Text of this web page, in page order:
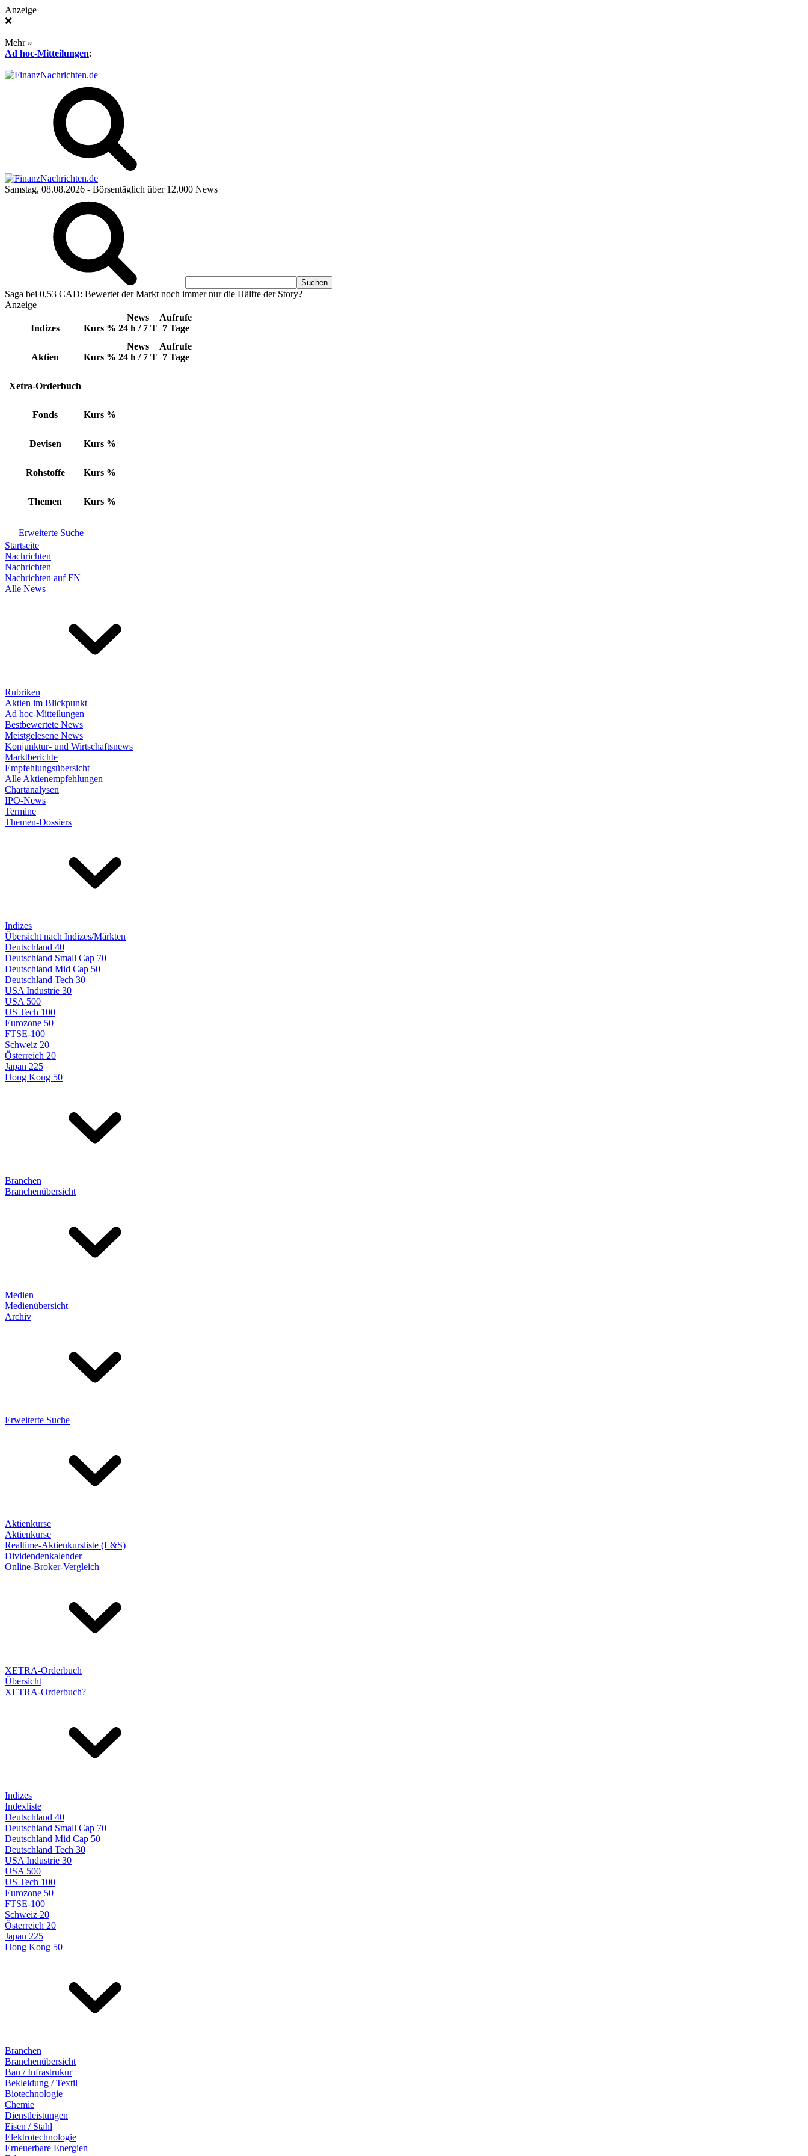
Anzeige
❌
Mehr »
Ad hoc-Mitteilungen:
Samstag, 08.08.2026 - Börsentäglich über 12.000 News
Saga bei 0,53 CAD: Bewertet der Markt noch immer nur die Hälfte der Story?
Anzeige
Indizes Kurs %
News
24 h / 7 T
Aufrufe
7 Tage
Aktien Kurs %
News
24 h / 7 T
Aufrufe
7 Tage
Xetra-Orderbuch
Fonds Kurs %
Devisen Kurs %
Rohstoffe Kurs %
Themen Kurs %
Erweiterte Suche
Startseite
Nachrichten
Nachrichten
Nachrichten auf FN
Alle News
Rubriken
Aktien im Blickpunkt
Ad hoc-Mitteilungen
Bestbewertete News
Meistgelesene News
Konjunktur- und Wirtschaftsnews
Marktberichte
Empfehlungsübersicht
Alle Aktienempfehlungen
Chartanalysen
IPO-News
Termine
Themen-Dossiers
Indizes
Übersicht nach Indizes/Märkten
Deutschland 40
Deutschland Small Cap 70
Deutschland Mid Cap 50
Deutschland Tech 30
USA Industrie 30
USA 500
US Tech 100
Eurozone 50
FTSE-100
Schweiz 20
Österreich 20
Japan 225
Hong Kong 50
Branchen
Branchenübersicht
Medien
Medienübersicht
Archiv
Erweiterte Suche
Aktienkurse
Aktienkurse
Realtime-Aktienkursliste (L&S)
Dividendenkalender
Online-Broker-Vergleich
XETRA-Orderbuch
Übersicht
XETRA-Orderbuch?
Indizes
Indexliste
Deutschland 40
Deutschland Small Cap 70
Deutschland Mid Cap 50
Deutschland Tech 30
USA Industrie 30
USA 500
US Tech 100
Eurozone 50
FTSE-100
Schweiz 20
Österreich 20
Japan 225
Hong Kong 50
Branchen
Branchenübersicht
Bau / Infrastrukur
Bekleidung / Textil
Biotechnologie
Chemie
Dienstleistungen
Eisen / Stahl
Elektrotechnologie
Erneuerbare Energien